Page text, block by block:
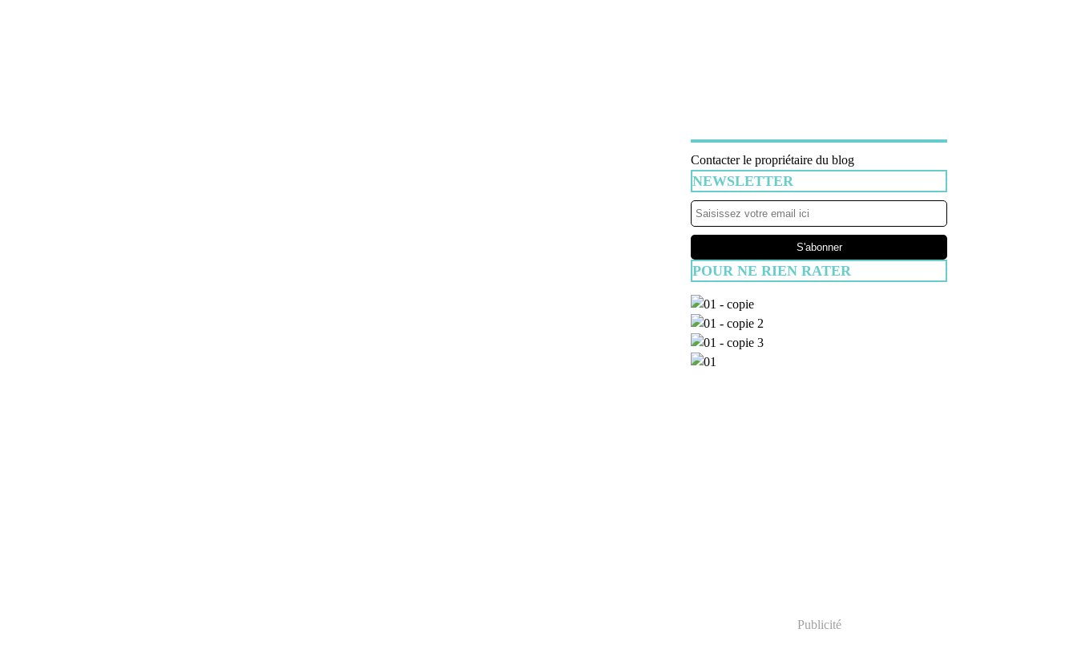
Contacter le propriétaire du blog
NEWSLETTER
POUR NE RIEN RATER
Publicité